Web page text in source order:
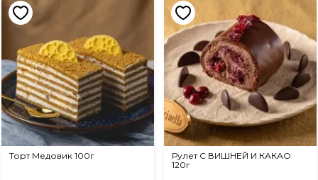
Торт Медовик 100г
Рулет С ВИШНЕЙ И КАКАО
120г